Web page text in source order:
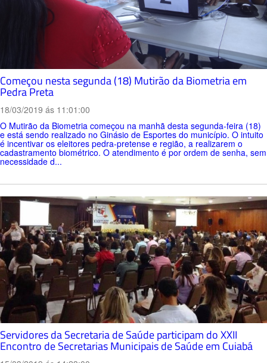
Começou nesta segunda (18) Mutirão da Biometria em
Pedra Preta
18/03/2019 ás 11:01:00
O Mutirão da Biometria começou na manhã desta segunda-feira (18)
e está sendo realizado no Ginásio de Esportes do município. O intuito
é incentivar os eleitores pedra-pretense e região, a realizarem o
cadastramento biométrico. O atendimento é por ordem de senha, sem
necessidade d...
Servidores da Secretaria de Saúde participam do XXII
Encontro de Secretarias Municipais de Saúde em Cuiabá